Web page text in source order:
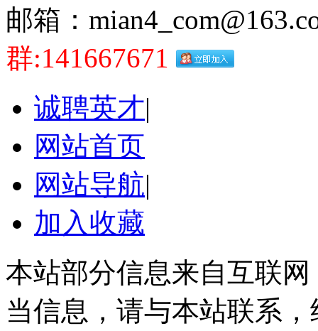
邮箱：
群:141667671
诚聘英才|
网站首页
网站导航|
加入收藏
本站部分信息来自互联
当信息，请与本站联系